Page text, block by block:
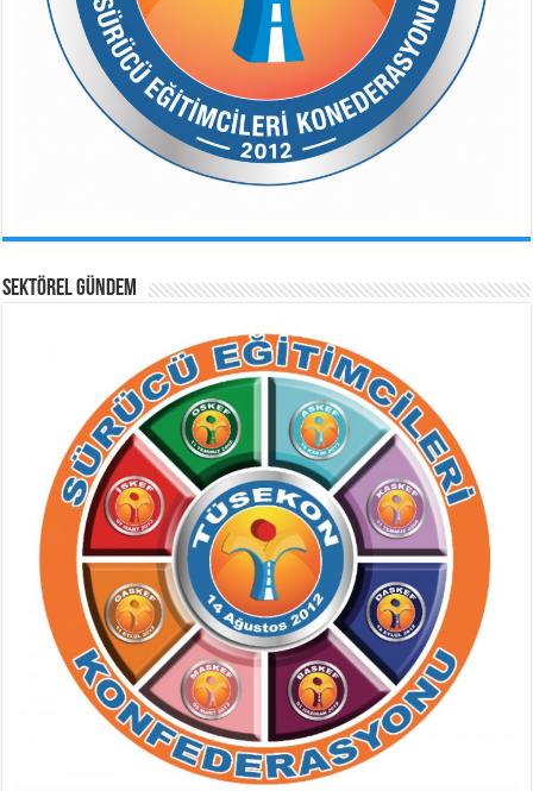
SEKTÖREL GÜNDEM